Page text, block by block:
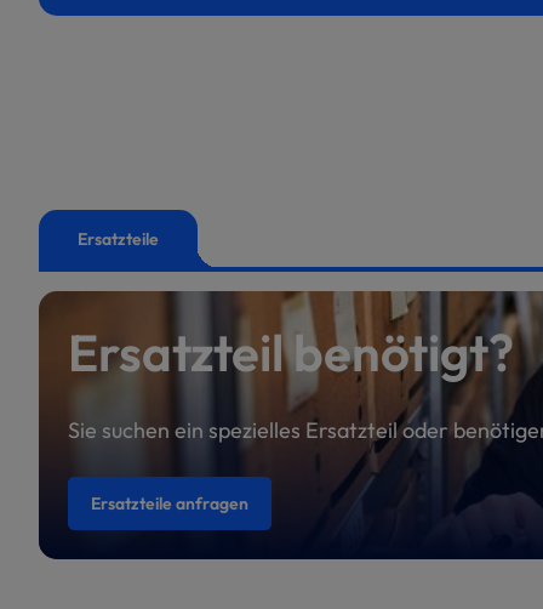
Ersatzteile
Ersatzteil benötigt?
Sie suchen ein spezielles Ersatzteil oder
Ersatzteile anfragen